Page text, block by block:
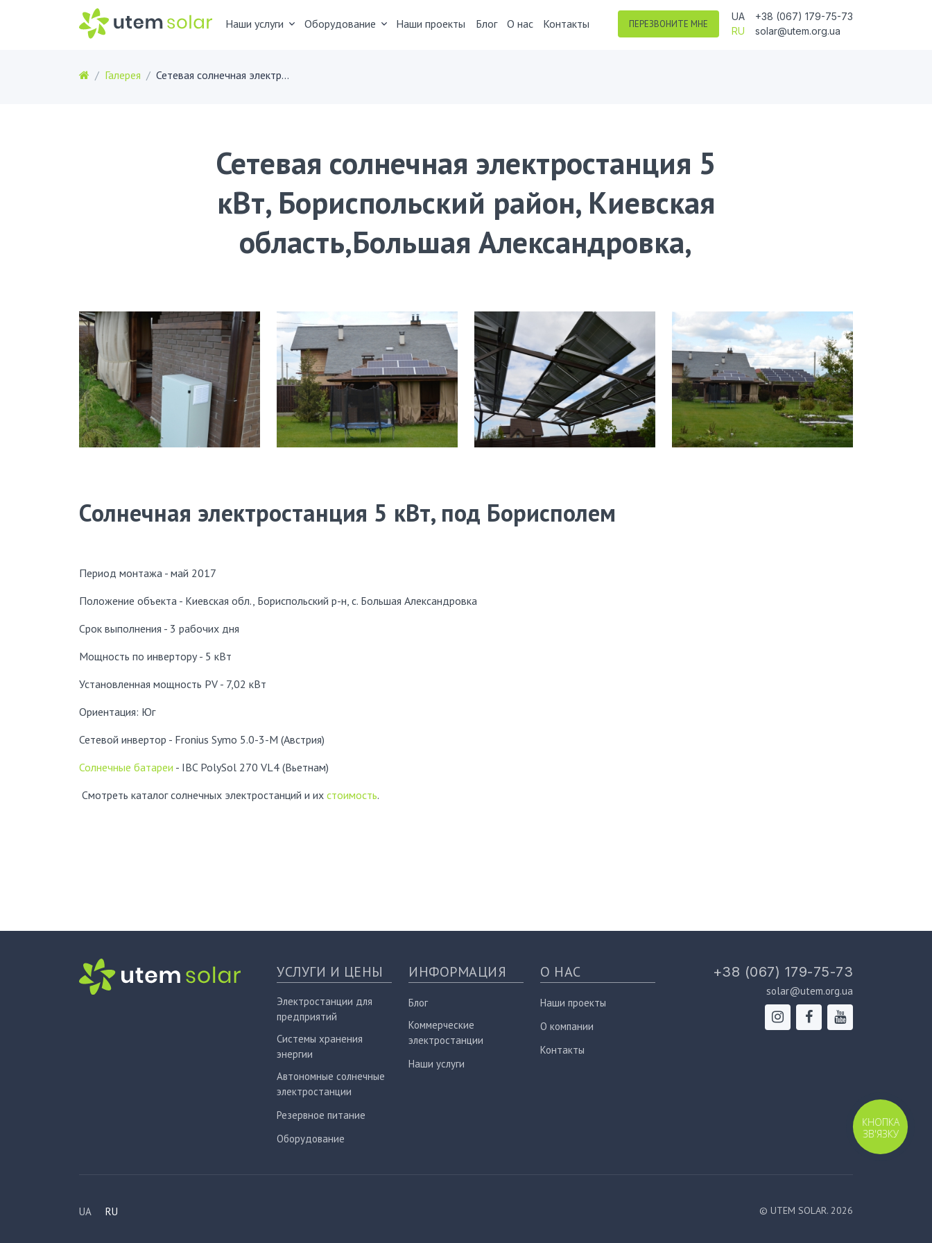
Наши услуги Оборудование Наши проекты Блог О нас Контакты ПЕРЕЗВОНИТЕ МНЕ
UA
RU
+38 (067) 179-75-73
solar@utem.org.ua
Галерея Сетевая солнечная электростанция 5 кВт, Бориспольский район, Киевская область,Большая Александровка,
Сетевая солнечная электростанция 5
кВт, Бориспольский район, Киевская
область,Большая Александровка,
Солнечная электростанция 5 кВт, под Борисполем
Период монтажа - май 2017
Положение объекта - Киевская обл., Бориспольский р-н, с. Большая Александровка
Срок выполнения - 3 рабочих дня
Мощность по инвертору- 5 кВт
Установленная мощность PV - 7,02 кВт
Ориентация: Юг
Сетевой инвертор - Fronius Symo 5.0-3-M (Австрия)
Солнечные батареи - IBC PolySol 270 VL4 (Вьетнам)
Смотреть каталог солнечных электростанций и их стоимость.
УСЛУГИ И ЦЕНЫ
Электростанции для
предприятий
Системы хранения
энергии
Автономные солнечные
электростанции
Резервное питание
Оборудование
ИНФОРМАЦИЯ
Блог
Коммерческие
электростанции
Наши услуги
О НАС
Наши проекты
О компании
Контакты
+38 (067) 179-75-73
solar@utem.org.ua
UA RU © UTEM SOLAR. 2026
КНОПКА
ЗВ'ЯЗКУ